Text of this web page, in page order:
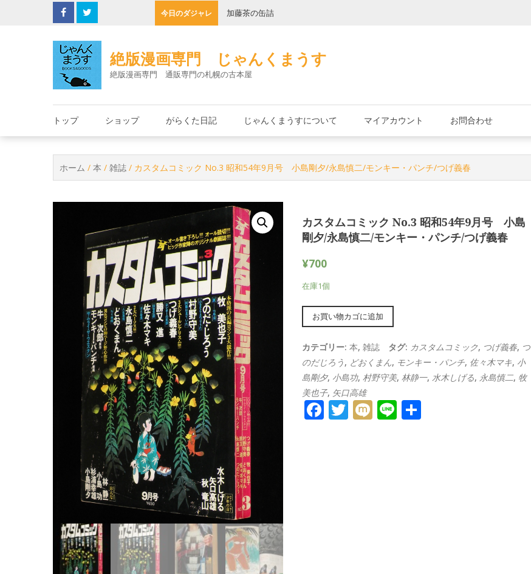
今日のダジャレ 加藤茶の缶詰
絶版漫画専門 じゃんくまうす
絶版漫画専門 通販専門の札幌の古本屋
トップ ショップ がらくた日記 じゃんくまうすについて マイアカウント お問合わせ
ホーム / 本 / 雑誌 / カスタムコミック No.3 昭和54年9月号 小島剛夕/永島慎二/モンキー・パンチ/つげ義春
カスタムコミック No.3 昭和54年9月号 小島
剛夕/永島慎二/モンキー・パンチ/つげ義春
¥700
在庫1個
お買い物カゴに追加
カテゴリー:本,雑誌 タグ: カスタムコミック, つげ義春, つ
のだじろう, どおくまん, モンキー・パンチ, 佐々木マキ, 小
島剛夕, 小島功,村野守美,林静一, 水木しげる, 永島慎二, 牧
美也子, 矢口高雄
Facebook
Twitter
MixiLine